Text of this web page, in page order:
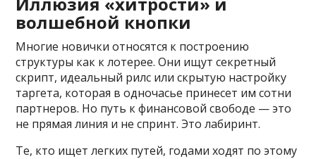
волшебной кнопки
Многие новички относятся к построению
структуры как к лотерее. Они ищут секретный
скрипт, идеальный рилс или скрытую настройку
таргета, которая в одночасье принесет им сотни
партнеров. Но путь к финансовой свободе — это
не прямая линия и не спринт. Это лабиринт.
Те, кто ищет легких путей, годами ходят по этому